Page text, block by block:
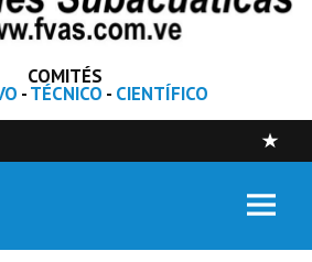
COMITÉS
-TÉCNICO - CIENTÍFICO